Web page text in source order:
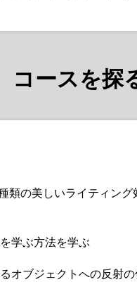
コースを探
類の美しいライティン
学ぶ方法を学ぶ
オブジェクトへの反射